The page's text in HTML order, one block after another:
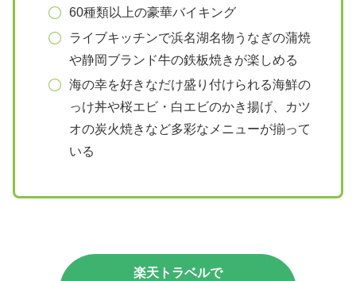
60種類以上の豪華バイキング
ライブキッチンで浜名湖名物うなぎの蒲焼
や静岡ブランド牛の鉄板焼きが楽しめる
海の幸を好きなだけ盛り付けられる海鮮の
っけ丼や桜エビ・白エビのかき揚げ、カツ
オの炭火焼きなど多彩なメニューが揃って
いる
楽天トラベルで